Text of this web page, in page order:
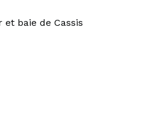
et baie de Cassis